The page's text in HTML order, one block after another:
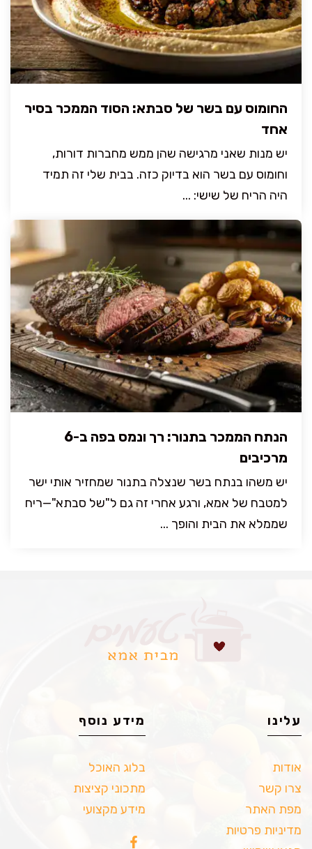
החומוס עם בשר של סבתא: הסוד הממכר בסיר
אחד
יש מנות שאני מרגישה שהן ממש מחברות דורות,
וחומוס עם בשר הוא בדיוק כזה. בבית שלי זה תמיד
היה הריח של שישי: ...
הנתח הממכר בתנור: רך ונמס בפה ב-6
מרכיבים
יש משהו בנתח בשר שנצלה בתנור שמחזיר אותי ישר
למטבח של אמא, ורגע אחרי זה גם ל"של סבתא"—ריח
שממלא את הבית והופך ...
עלינו
אודות
צרו קשר
מפת האתר
מדיניות פרטיות
מידע נוסף
בלוג האוכל
מתכוני קציצות
מידע מקצועי